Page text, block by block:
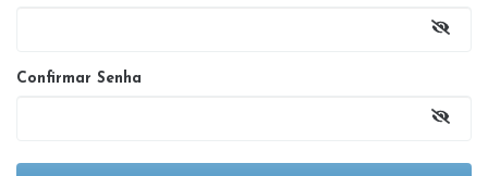
Confirmar Senha